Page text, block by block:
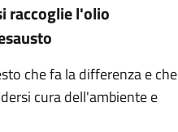
raccoglie l'olio
che fa la differenza e che
cura dell'ambiente e